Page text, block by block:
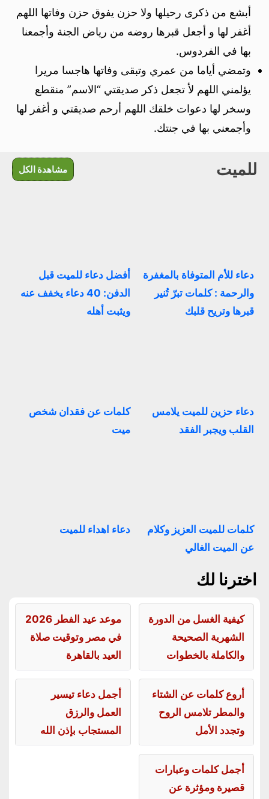
أبشع من ذكرى رحيلها ولا حزن يفوق حزن وفاتها اللهم
أغفر لها و أجعل قبرها روضه من رياض الجنة وأجمعنا
بها في الفردوس.
وتمضي أياما من عمري وتبقى وفاتها هاجسا مريرا
يؤلمني اللهم لأ تجعل ذكر صديقتي “الاسم” منقطع
وسخر لها دعوات خلقك اللهم أرحم صديقتي و أغفر لها
وأجمعني بها في جنتك.
للميت مشاهدة الكل
دعاء للأم المتوفاة بالمغفرة
والرحمة : كلمات تبرّ تُنير
قبرها وتريح قلبك
أفضل دعاء للميت قبل
الدفن: 40 دعاء يخفف عنه
ويثبت أهله
دعاء حزين للميت يلامس
القلب ويجبر الفقد
كلمات عن فقدان شخص
ميت
كلمات للميت العزيز وكلام
عن الميت الغالي
دعاء اهداء للميت
اخترنا لك
كيفية الغسل من الدورة
الشهرية الصحيحة
والكاملة بالخطوات
موعد عيد الفطر 2026
في مصر وتوقيت صلاة
العيد بالقاهرة
أروع كلمات عن الشتاء
والمطر تلامس الروح
وتجدد الأمل
أجمل دعاء تيسير
العمل والرزق
المستجاب بإذن الله
أجمل كلمات وعبارات
قصيرة ومؤثرة عن